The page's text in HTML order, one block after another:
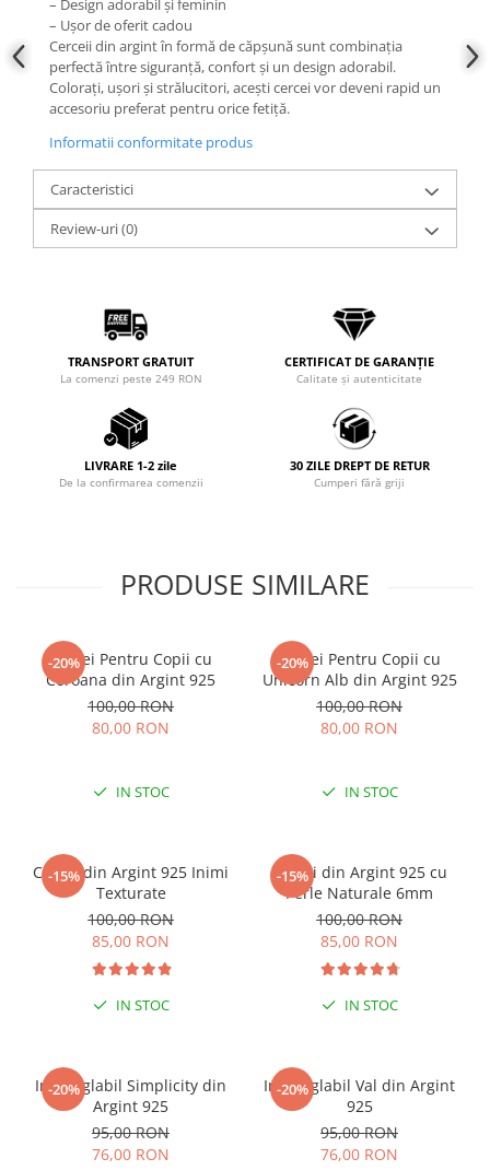
– Design adorabil și feminin
– Ușor de oferit cadou
Cerceii din argint în formă de căpșună sunt combinația
perfectă între siguranță, confort și un design adorabil.
Colorați, ușori și strălucitori, acești cercei vor deveni rapid un
accesoriu preferat pentru orice fetiță.
Informatii conformitate produs
Caracteristici
Review-uri(0)
TRANSPORT GRATUIT
La comenzi peste 249 RON
CERTIFICAT DE GARANȚIE
Calitate și autenticitate
LIVRARE 1-2 zile
De la confirmarea comenzii
30 ZILE DREPT DE RETUR
Cumperi fără griji
PRODUSE SIMILARE
-20%
Cercei Pentru Copii cu
Coroana din Argint 925
100,00 RON
80,00 RON
IN STOC
-20%
Cercei Pentru Copii cu
Unicorn Alb din Argint 925
100,00 RON
80,00 RON
IN STOC
-15%
Cercei din Argint 925 Inimi
Texturate
100,00 RON
85,00 RON
IN STOC
-15%
Cercei din Argint 925 cu
Perle Naturale 6mm
100,00 RON
85,00 RON
IN STOC
-20%
Inel reglabil Simplicity din
Argint 925
95,00 RON
76,00 RON
-20%
Inel reglabil Val din Argint
925
95,00 RON
76,00 RON